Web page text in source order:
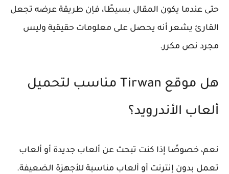
حتى عندما يكون المقال بسيطًا، فإن طريقة عرضه تجعل
القارئ يشعر أنه يحصل على معلومات حقيقية وليس
مجرد نص مكرر.
هل موقع Tirwan مناسب لتحميل
ألعاب الأندرويد؟
نعم، خصوصًا إذا كنت تبحث عن ألعاب جديدة أو ألعاب
تعمل بدون إنترنت أو ألعاب مناسبة للأجهزة الضعيفة.